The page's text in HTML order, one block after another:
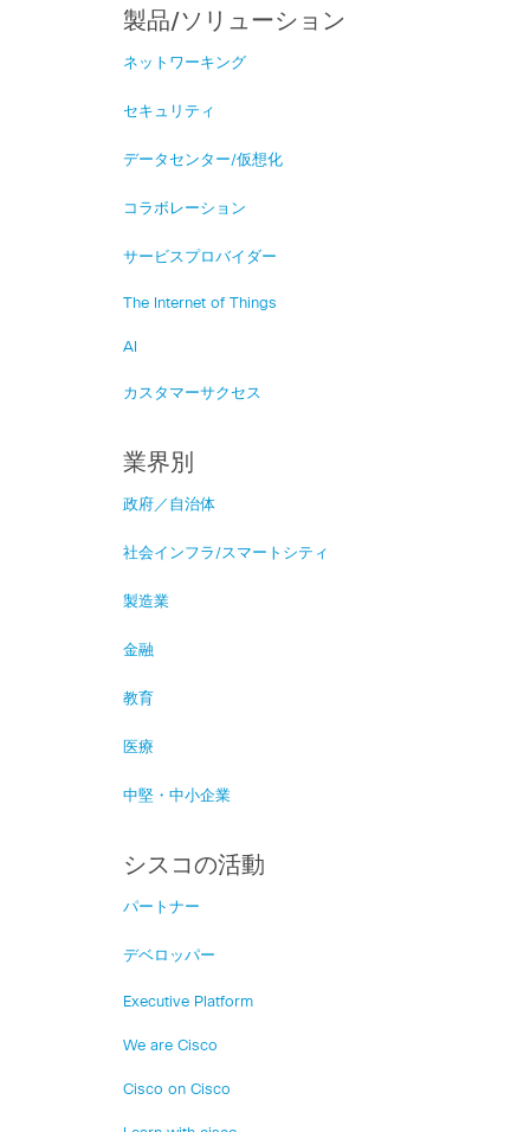
製品/ソリューション
ネットワーキング
セキュリティ
データセンター/仮想化
コラボレーション
サービスプロバイダー
The Internet of Things
AI
カスタマーサクセス
業界別
政府／自治体
社会インフラ/スマートシティ
製造業
金融
教育
医療
中堅・中小企業
シスコの活動
パートナー
デベロッパー
Executive Platform
We are Cisco
Cisco on Cisco